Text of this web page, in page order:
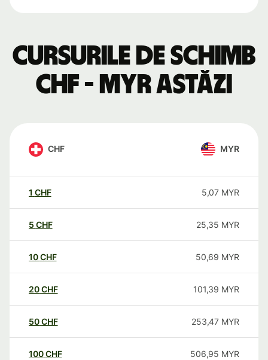
Cursurile de schimb
CHF - MYR astăzi
CHF MYR
1 CHF 5,07 MYR
5 CHF 25,35 MYR
10CHF 50,69 MYR
20CHF 101,39 MYR
50CHF 253,47 MYR
100CHF 506,95 MYR